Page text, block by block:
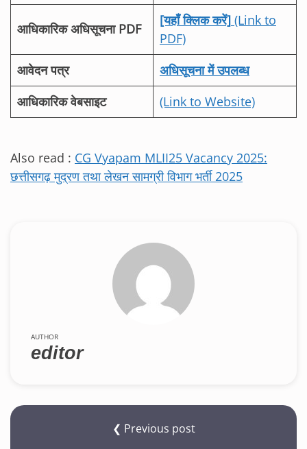
आधिकारिक अधिसूचना PDF
[यहाँ क्लिक करें] (Link to
PDF)
आवेदन पत्र
अधिसूचना में उपलब्ध
आधिकारिक वेबसाइट
(Link to Website)
Also read : CG Vyapam MLII25 Vacancy 2025:
छत्तीसगढ़ मुद्रण तथा लेखन सामग्री विभाग भर्ती 2025
AUTHOR
editor
❮ Previous post